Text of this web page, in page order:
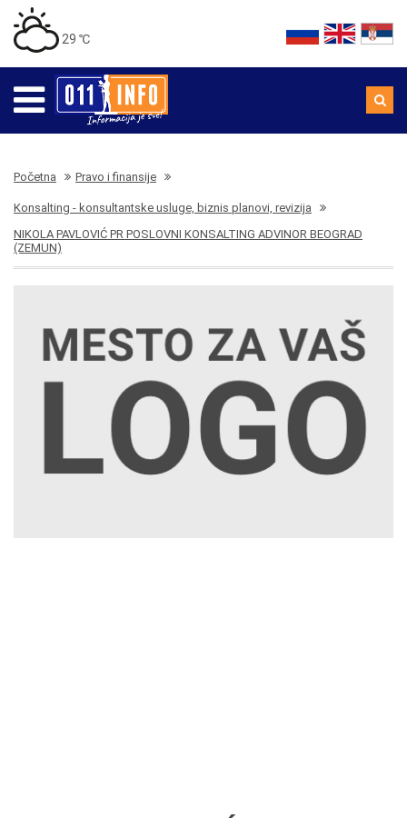
29 ℃
Početna Pravo i finansije
Konsalting - konsultantske usluge, biznis planovi, revizija
NIKOLA PAVLOVIĆ PR POSLOVNI KONSALTING ADVINOR BEOGRAD
(ZEMUN)